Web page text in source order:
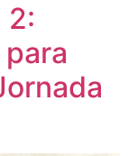
2: